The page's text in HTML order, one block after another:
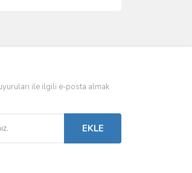
ile ilgili e-posta almak
EKLE